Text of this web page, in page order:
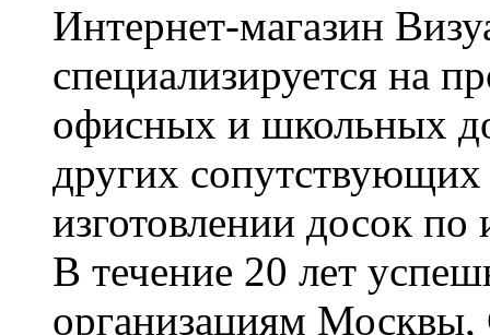
Интернет-магазин
специализируется на
офисных и школьных
других сопутствующих
изготовлении досок по
В течение 20 лет
организациям Москвы,